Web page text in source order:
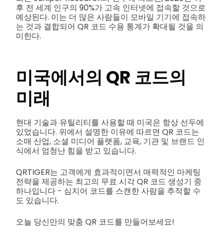
후 전 세계 인구의 90%가 고속 인터넷에 접속할 것으로
예상된다. 이는 더 많은 사람들이 모바일 기기에 접속하
는 것과 결합되어 QR 코드 수용 통계가 확대될 것을 의
미한다.
미국에서의 QR 코드의
미래
현대 기술과 유틸리티를 사용할 때 미국은 항상 선두에
있었습니다. 위에서 설명한 이유에 따르면 QR 코드는
소매 산업, 소셜 미디어 플랫폼, 교육, 기관 및 브랜드 인
식에서 엄청난 힘을 받고 있습니다.
QRTIGER는 고객에게 효과적이면서 매력적인 마케팅
전략을 제공하는 최고의 무료 시각 QR 코드 생성기 중
하나입니다 - 심지어 코드를 스캔한 사람을 추적할 수
도 있습니다.
오늘 당신만의 맞춤 QR 코드를 만들어보세요!